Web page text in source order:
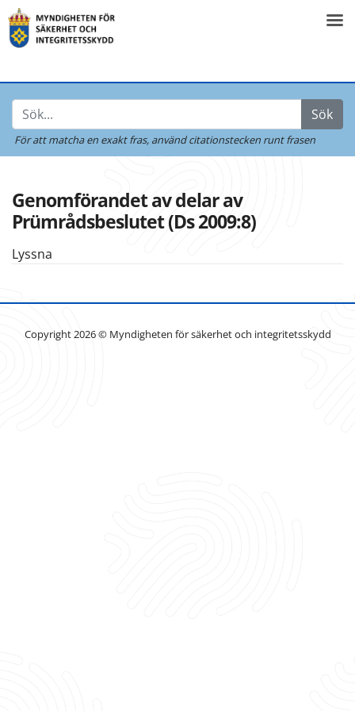
Sök
För att matcha en exakt fras, använd citationstecken runt frasen
Genomförandet av delar av
Prümrådsbeslutet (Ds 2009:8)
Lyssna
Copyright 2026 © Myndigheten för säkerhet och integritetsskydd